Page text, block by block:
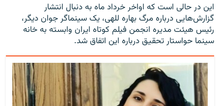
این در حالی است که اواخر خرداد ماه به دنبال انتشار
گزارش‌هایی درباره مرگ بهاره للهی، یک سینماگر جوان دیگر،
رئیس هیئت مدیره انجمن فیلم‌ کوتاه ایران وابسته به خانه
سینما حواستار تحقیق درباره این اتفاق شد.